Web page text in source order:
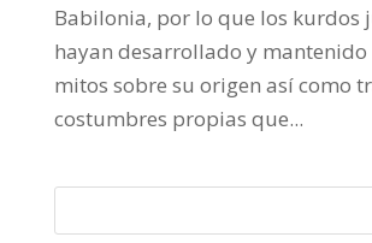
Babilonia, por lo que los kurdos
hayan desarrollado y mantenido
mitos sobre su origen así como
costumbres propias que...